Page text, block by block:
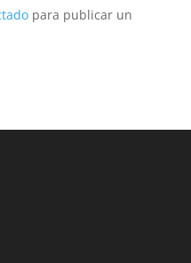
para publicar un